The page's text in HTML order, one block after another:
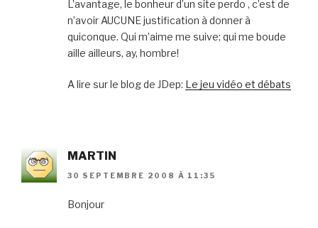
L’avantage, le bonheur d’un site perdo , c’est de
n’avoir AUCUNE justification à donner à
quiconque. Qui m’aime me suive; qui me boude
aille ailleurs, ay, hombre!
A lire sur le blog de JDep: Le jeu vidéo et débats
MARTIN
30 SEPTEMBRE 2008 À 11:35
Bonjour